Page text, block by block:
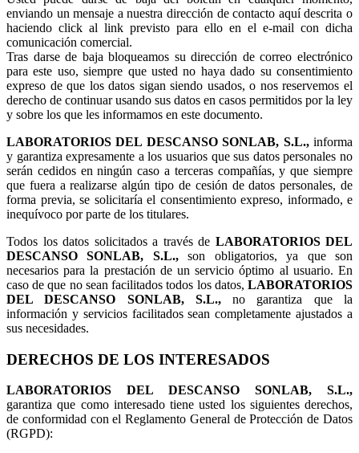
enviando un mensaje a nuestra dirección de contacto aquí descrita o
haciendo click al link previsto para ello en el e-mail con dicha
comunicación comercial.
Tras darse de baja bloqueamos su dirección de correo electrónico
para este uso, siempre que usted no haya dado su consentimiento
expreso de que los datos sigan siendo usados, o nos reservemos el
derecho de continuar usando sus datos en casos permitidos por la ley
y sobre los que les informamos en este documento.
LABORATORIOS DEL DESCANSO SONLAB, S.L.,informa
y garantiza expresamente a los usuarios que sus datos personales no
serán cedidos en ningún caso a terceras compañías, y que siempre
que fuera a realizarse algún tipo de cesión de datos personales, de
forma previa, se solicitaría el consentimiento expreso, informado, e
inequívoco por parte de los titulares.
Todos los datos solicitados a través de LABORATORIOS DEL
DESCANSO SONLAB, S.L.,son obligatorios, ya que son
necesarios para la prestación de un servicio óptimo al usuario. En
caso de que no sean facilitados todos los datos, LABORATORIOS
DEL DESCANSO SONLAB, S.L.,no garantiza que la
información y servicios facilitados sean completamente ajustados a
sus necesidades.
DERECHOS DE LOS INTERESADOS
LABORATORIOS DEL DESCANSO SONLAB, S.L.,
garantiza que como interesado tiene usted los siguientes derechos,
de conformidad con el Reglamento General de Protección de Datos
(RGPD):